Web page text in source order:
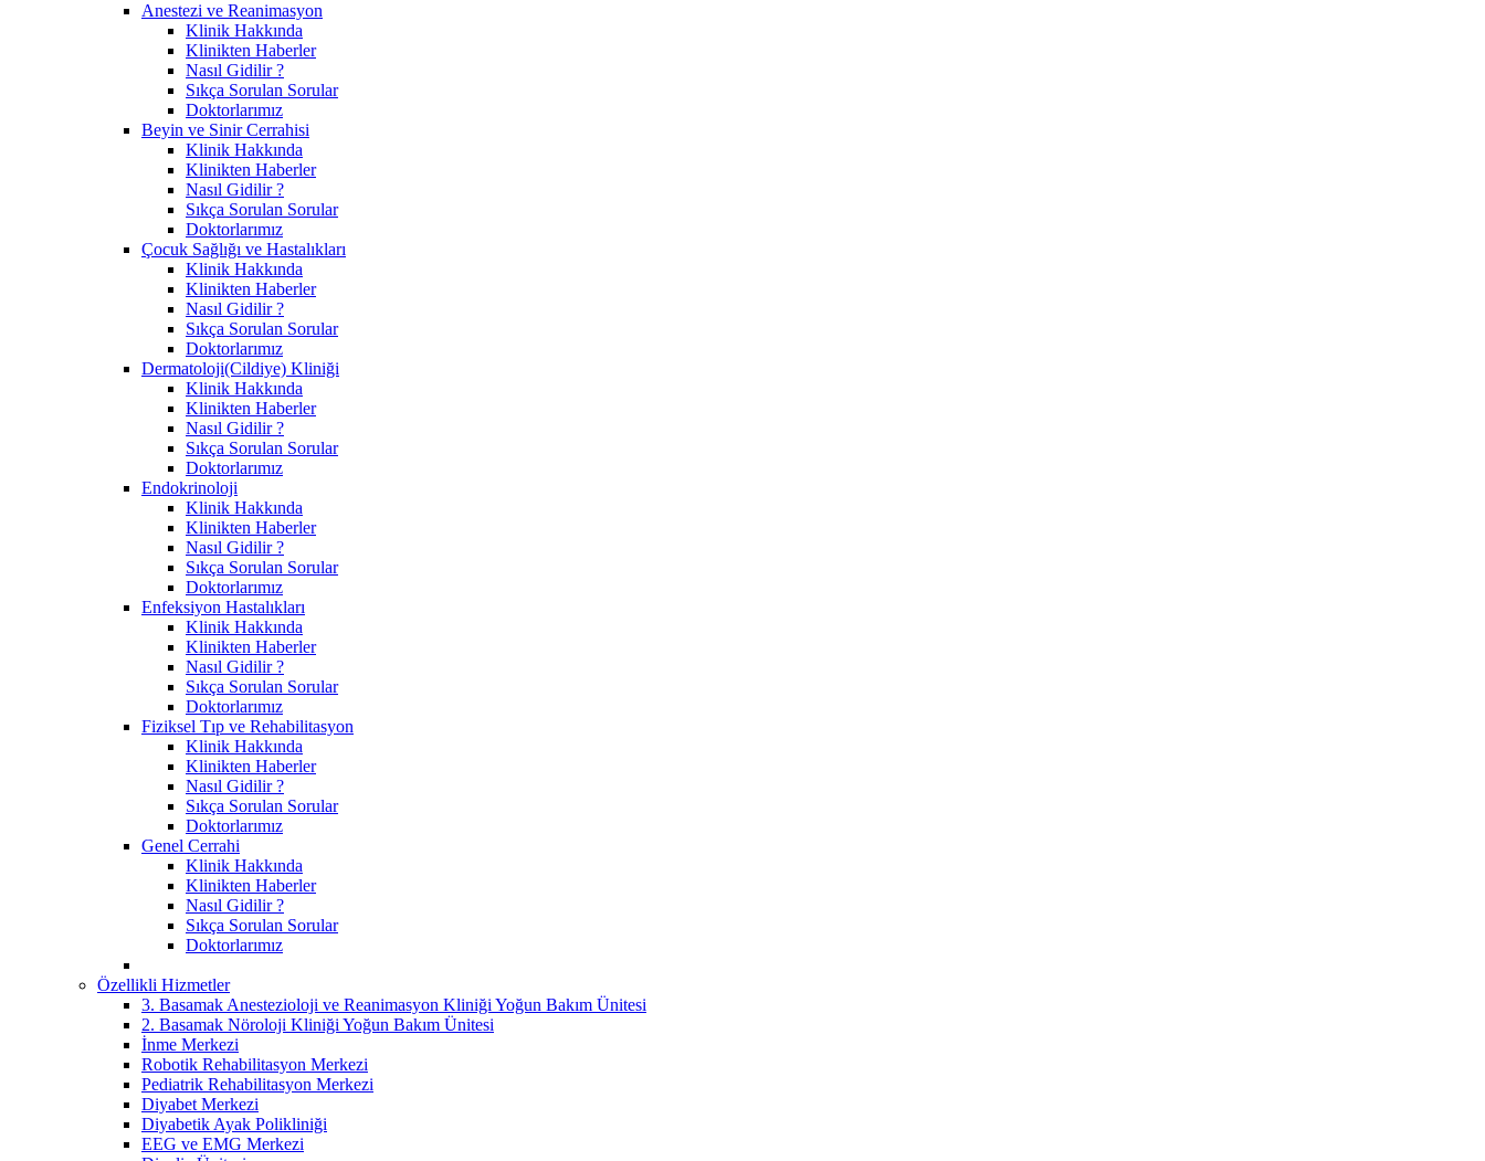
Anestezi ve Reanimasyon
Klinik Hakkında
Klinikten Haberler
Nasıl Gidilir ?
Sıkça Sorulan Sorular
Doktorlarımız
Beyin ve Sinir Cerrahisi
Klinik Hakkında
Klinikten Haberler
Nasıl Gidilir ?
Sıkça Sorulan Sorular
Doktorlarımız
Çocuk Sağlığı ve Hastalıkları
Klinik Hakkında
Klinikten Haberler
Nasıl Gidilir ?
Sıkça Sorulan Sorular
Doktorlarımız
Dermatoloji(Cildiye) Kliniği
Klinik Hakkında
Klinikten Haberler
Nasıl Gidilir ?
Sıkça Sorulan Sorular
Doktorlarımız
Endokrinoloji
Klinik Hakkında
Klinikten Haberler
Nasıl Gidilir ?
Sıkça Sorulan Sorular
Doktorlarımız
Enfeksiyon Hastalıkları
Klinik Hakkında
Klinikten Haberler
Nasıl Gidilir ?
Sıkça Sorulan Sorular
Doktorlarımız
Fiziksel Tıp ve Rehabilitasyon
Klinik Hakkında
Klinikten Haberler
Nasıl Gidilir ?
Sıkça Sorulan Sorular
Doktorlarımız
Genel Cerrahi
Klinik Hakkında
Klinikten Haberler
Nasıl Gidilir ?
Sıkça Sorulan Sorular
Doktorlarımız
Özellikli Hizmetler
3. Basamak Anestezioloji ve Reanimasyon Kliniği Yoğun Bakım Ünitesi
2. Basamak Nöroloji Kliniği Yoğun Bakım Ünitesi
İnme Merkezi
Robotik Rehabilitasyon Merkezi
Pediatrik Rehabilitasyon Merkezi
Diyabet Merkezi
Diyabetik Ayak Polikliniği
EEG ve EMG Merkezi